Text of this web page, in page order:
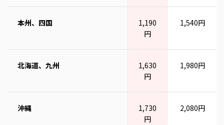
本州、四国
1,190
円
1,540円
北海道、九州
1,630
円
1,980円
沖縄
1,730
円
2,080円